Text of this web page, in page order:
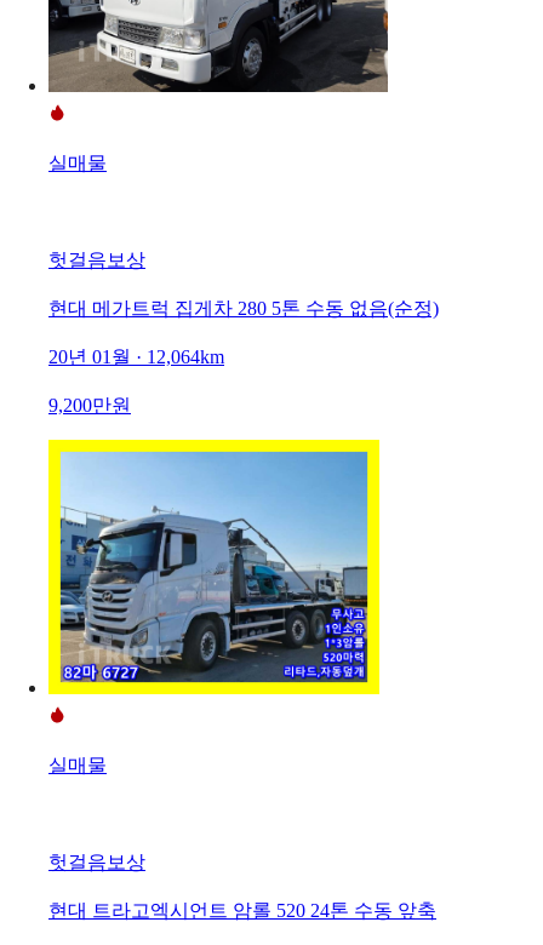
실매물
헛걸음보상
현대 메가트럭 집게차 280 5톤 수동 없음(순정)
20년 01월 · 12,064km
9,200만원
실매물
헛걸음보상
현대 트라고엑시언트 암롤 520 24톤 수동 앞축